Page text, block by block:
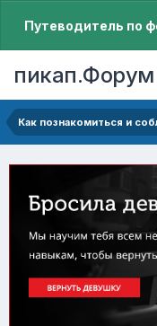
Путеводитель по
пикап.Форум
Как познакомиться и